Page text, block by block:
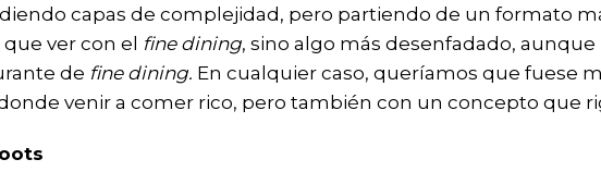
capas de complejidad, pero partiendo de un formato
ver con el fine dining, sino algo más desenfadado,
de fine dining. En cualquier caso, queríamos que fuese
venir a comer rico, pero también con un concepto que